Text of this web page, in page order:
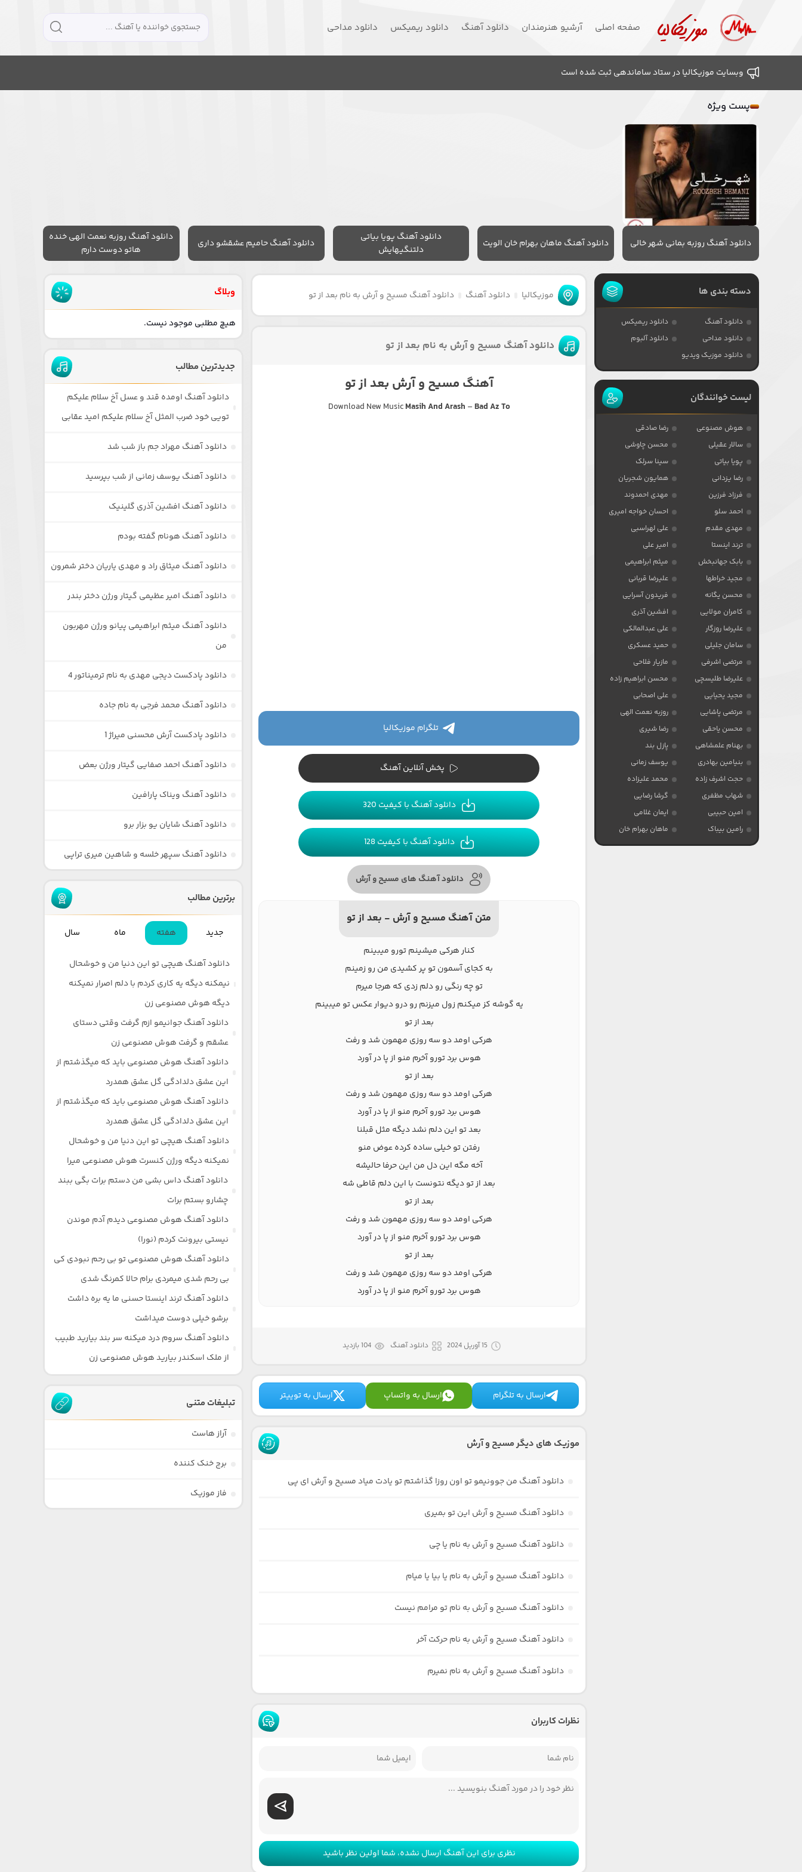
صفحه اصلی آرشیو هنرمندان دانلود آهنگ دانلود ریمیکس دانلود مداحی
وبسایت موزیکالیا در ستاد ساماندهی ثبت شده است
پست ویژه
دانلود آهنگ روزبه بمانی شهر خالی دانلود آهنگ ماهان بهرام خان الویت
دانلود آهنگ پویا بیاتی
دلتنگیهایش
دانلود آهنگ حامیم عشقشو داری
دانلود آهنگ روزبه نعمت الهی خنده
هاتو دوست دارم
موزیکالیا دانلود آهنگ دانلود آهنگ مسیح و آرش به نام بعد از تو
دانلود آهنگ مسیح و آرش به نام بعد از تو
آهنگ مسیح و آرش بعد از تو
Download New MusicMasih And Arash – Bad Az To
تلگرام موزیکالیا
پخش آنلاین آهنگ
دانلود آهنگ با کیفیت 320
دانلود آهنگ با کیفیت 128
دانلود آهنگ های مسیح و آرش
متن آهنگ مسیح و آرش - بعد از تو
کنار هرکی میشینم تورو میبینم
به کجای آسمون تو پر کشیدی من رو زمینم
تو چه رنگی رو دلم زدی که هرجا میرم
یه گوشه کز میکنم زول میزنم رو درو دیوار عکس تو میبینم
بعد از تو
هرکی اومد دو سه روزی مهمون شد و رفت
هوس برد تورو آخرم منو از پا در آورد
بعد از تو
هرکی اومد دو سه روزی مهمون شد و رفت
هوس برد تورو آخرم منو از پا در آورد
بعد تو این دلم نشد دیگه مثل قبلنا
رفتن تو خیلی ساده کرده عوض منو
آخه مگه این دل من این حرفا حالیشه
بعد از تو دیگه نتونست با این دلم قاطی شه
بعد از تو
هرکی اومد دو سه روزی مهمون شد و رفت
هوس برد تورو آخرم منو از پا در آورد
بعد از تو
هرکی اومد دو سه روزی مهمون شد و رفت
هوس برد تورو آخرم منو از پا در آورد
15 آوریل 2024 دانلود آهنگ 104 بازدید
ارسال به تلگرام ارسال به واتساپ ارسال به توییتر
موزیک های دیگر مسیح و آرش
دانلود آهنگ من جوونیمو تو اون روزا گذاشتم تو یادت میاد مسیح و آرش ای پی
دانلود آهنگ مسیح و آرش این تو بمیری
دانلود آهنگ مسیح و آرش به نام یا چی
دانلود آهنگ مسیح و آرش به نام یا بیا یا میام
دانلود آهنگ مسیح و آرش به نام تو مرامم نیست
دانلود آهنگ مسیح و آرش به نام حرکت آخر
دانلود آهنگ مسیح و آرش به نام نمیرم
نظرات کاربران
نظری برای این آهنگ ارسال نشده، شما اولین نظر باشید
دسته بندی ها
دانلود آهنگ
دانلود ریمیکس
دانلود مداحی
دانلود آلبوم
دانلود موزیک ویدیو
لیست خوانندگان
هوش مصنوعی
رضا صادقی
سالار عقیلی
محسن چاوشی
پویا بیاتی
سینا سرلک
رضا یزدانی
همایون شجریان
فرزاد فرزین
مهدی احمدوند
احمد سلو
احسان خواجه امیری
مهدی مقدم
علی لهراسبی
ترند اینستا
امیر علی
بابک جهانبخش
میثم ابراهیمی
مجید خراطها
علیرضا قربانی
محسن یگانه
فریدون آسرایی
کامران مولایی
افشین آذری
علیرضا روزگار
علی عبدالمالکی
سامان جلیلی
حمید عسکری
مرتضی اشرفی
مازیار فلاحی
علیرضا طلیسچی
محسن ابراهیم زاده
مجید یحیایی
علی اصحابی
مرتضی پاشایی
روزبه نعمت الهی
محسن یاحقی
رضا شیری
بهنام علمشاهی
پازل بند
بنیامین بهادری
یوسف زمانی
حجت اشرف زاده
محمد علیزاده
شهاب مظفری
گرشا رضایی
امین حبیبی
ایمان غلامی
رامین بیباک
ماهان بهرام خان
وبلاگ
هیچ مطلبی موجود نیست.
جدیدترین مطالب
دانلود آهنگ اومده قند و عسل آخ سلام علیکم
تویی خود ضرب المثل آخ سلام علیکم امید عقابی
دانلود آهنگ مهراد جم باز شب شد
دانلود آهنگ یوسف زمانی از شب بپرسید
دانلود آهنگ افشین آذری گلینیک
دانلود آهنگ هونام گفته بودم
دانلود آهنگ میثاق راد و مهدی یاریان دختر شمرون
دانلود آهنگ امیر عظیمی گیتار ورژن دختر بندر
دانلود آهنگ میثم ابراهیمی پیانو ورژن مهربون
من
دانلود پادکست دیجی مهدی به نام ترمیناتور 4
دانلود آهنگ محمد فرجی به نام جاده
دانلود پادکست آرش محسنی میراژ 1
دانلود آهنگ احمد صفایی گیتار ورژن بعض
دانلود آهنگ ویناک پارافین
دانلود آهنگ شایان یو بزار برو
دانلود آهنگ سپهر خلسه و شاهین میری تراپی
برترین مطالب
جدید هفته ماه سال
دانلود آهنگ هیچی تو این دنیا من و خوشحال
نیمکنه دیگه یه کاری کردم با دلم اصرار نمیکنه
دیگه هوش مصنوعی زن
دانلود آهنگ جوانیمو ازم گرفت وقتی دستای
عشقم و گرفت هوش مصنوعی زن
دانلود آهنگ هوش مصنوعی باید که میگذشتم از
این عشق دلدادگی گل عشق همدرد
دانلود آهنگ هوش مصنوعی باید که میگذشتم از
این عشق دلدادگی گل عشق همدرد
دانلود آهنگ هیچی تو این دنیا من و خوشحال
نمیکنه دیگه ورژن کنسرت هوش مصنوعی میرا
دانلود آهنگ داس بشی من دستم برات بگی ببند
چشارو بستم برات
دانلود آهنگ هوش مصنوعی دیدم آدم موندن
نیستی بیرونت کردم (نورا)
دانلود آهنگ هوش مصنوعی تو بی رحم نبودی کی
بی رحم شدی میمردی برام حالا کمرنگ شدی
دانلود آهنگ ترند اینستا حسنی ما یه بره داشت
برشو خیلی دوست میداشت
دانلود آهنگ سروم درد میکنه سر بند بیارید طبیب
از ملک اسکندر بیارید هوش مصنوعی زن
تبلیغات متنی
آراز هاست
برج خنک کننده
فاز موزیک